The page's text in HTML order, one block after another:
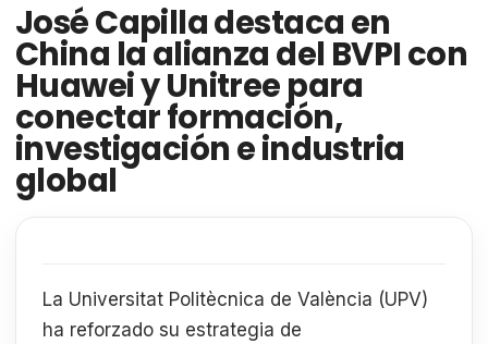
José Capilla destaca en
China la alianza del BVPI con
Huawei y Unitree para
conectar formación,
investigación e industria
global
La Universitat Politècnica de València (UPV)
ha reforzado su estrategia de